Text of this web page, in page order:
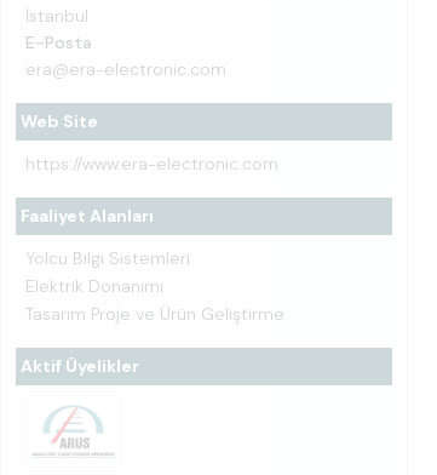
İstanbul
E-Posta
era@era-electronic.com
Web Site
https://www.era-electronic.com
Faaliyet Alanları
Yolcu Bilgi Sistemleri
Elektrik Donanımı
Tasarım Proje ve Ürün Geliştirme
Aktif Üyelikler